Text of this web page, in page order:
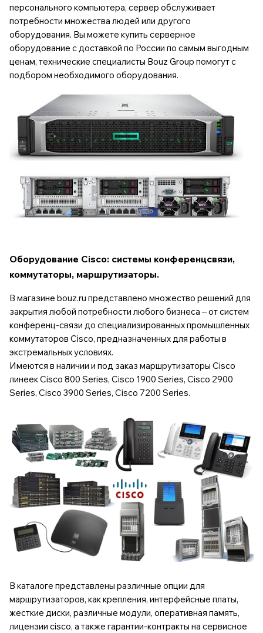
персонального компьютера, сервер обслуживает
потребности множества людей или другого
оборудования. Вы можете купить серверное
оборудование с доставкой по России по самым выгодным
ценам, технические специалисты Bouz Group помогут с
подбором необходимого оборудования.
Оборудование Cisco: системы конференцсвязи,
коммутаторы, маршрутизаторы.
В магазине bouz.ru представлено множество решений для
закрытия любой потребности любого бизнеса – отсистем
конференц-связи до специализированных промышленных
коммутаторов Cisco, предназначенных для работы в
экстремальных условиях.
Имеются в наличии и под заказ маршрутизаторы Cisco
линеек Cisco 800 Series, Cisco 1900 Series, Сisco 2900
Series, Сisco 3900 Series, Сisco 7200 Series.
В каталоге представлены различные опции для
маршрутизаторов, как крепления, интерфейсные платы,
жеcткие диски, различные модули, оперативная память,
лицензии cisco, а также гарантии-контракты на сервисное